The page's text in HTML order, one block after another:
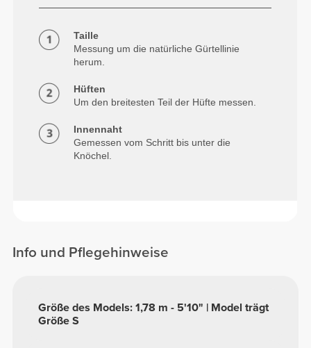
Taille
Messung um die natürliche Gürtellinie
herum.
Hüften
Um den breitesten Teil der Hüfte messen.
Innennaht
Gemessen vom Schritt bis unter die
Knöchel.
Info und Pflegehinweise
Größe des Models: 1,78 m - 5'10" | Model trägt
Größe S